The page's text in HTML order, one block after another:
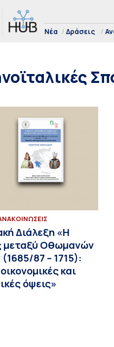
Νέα Δράσεις
Διάλεξη «Η
μεταξύ Οθωμανών
87 – 1715):
και
όψεις»